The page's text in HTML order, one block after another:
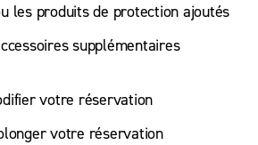
les produits de protection ajoutés
supplémentaires
votre réservation
votre réservation